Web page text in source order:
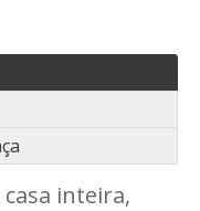
inteira,